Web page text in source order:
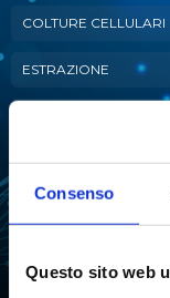
Consenso
Questo sito web
COLTURE CELLULARI
ESTRAZIONE